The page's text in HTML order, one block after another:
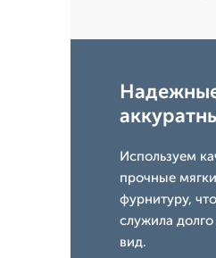
Используем
прочные
фурнитуру,
служила
вид.